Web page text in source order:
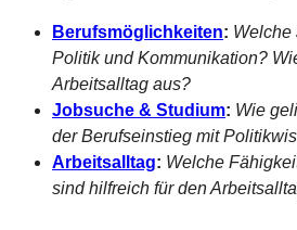
Berufsmöglichkeiten: Welche
Politik und Kommunikation?
Arbeitsalltag aus?
Jobsuche & Studium: Wie
der Berufseinstieg mit
Arbeitsalltag: Welche
sind hilfreich für den